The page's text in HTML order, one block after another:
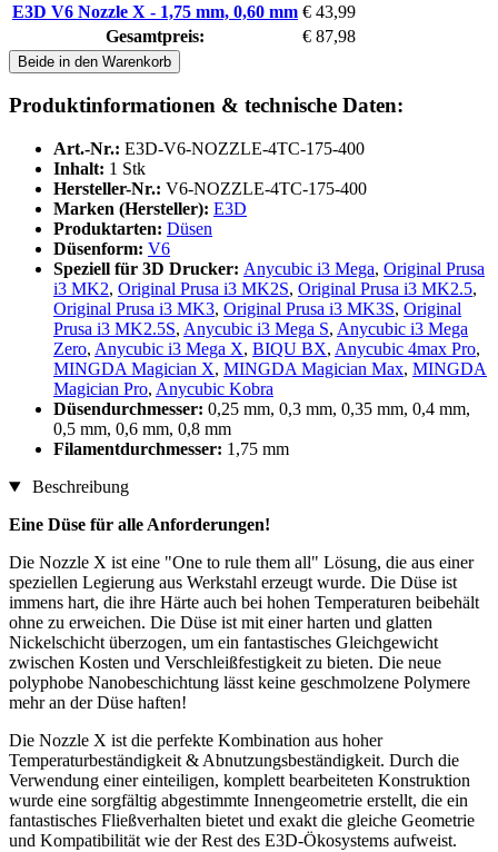
E3D V6 Nozzle X - 1,75 mm, 0,60 mm € 43,99
Gesamtpreis:
€ 87,98
Beide in den Warenkorb
Produktinformationen & technische Daten:
Art.-Nr.: E3D-V6-NOZZLE-4TC-175-400
Inhalt: 1 Stk
Hersteller-Nr.: V6-NOZZLE-4TC-175-400
Marken (Hersteller): E3D
Produktarten: Düsen
Düsenform: V6
Speziell für 3D Drucker: Anycubic i3 Mega, Original Prusa
i3 MK2, Original Prusa i3 MK2S, Original Prusa i3 MK2.5,
Original Prusa i3 MK3, Original Prusa i3 MK3S, Original
Prusa i3 MK2.5S, Anycubic i3 Mega S, Anycubic i3 Mega
Zero, Anycubic i3 Mega X, BIQU BX, Anycubic 4max Pro,
MINGDA Magician X, MINGDA Magician Max, MINGDA
Magician Pro, Anycubic Kobra
Düsendurchmesser: 0,25 mm, 0,3 mm, 0,35 mm, 0,4 mm,
0,5 mm, 0,6 mm, 0,8 mm
Filamentdurchmesser: 1,75 mm
Beschreibung
Eine Düse für alle Anforderungen!
Die Nozzle X ist eine "One to rule them all" Lösung, die aus einer
speziellen Legierung aus Werkstahl erzeugt wurde. Die Düse ist
immens hart, die ihre Härte auch bei hohen Temperaturen beibehält
ohne zu erweichen. Die Düse ist mit einer harten und glatten
Nickelschicht überzogen, um ein fantastisches Gleichgewicht
zwischen Kosten und Verschleißfestigkeit zu bieten. Die neue
polyphobe Nanobeschichtung lässt keine geschmolzene Polymere
mehr an der Düse haften!
Die Nozzle X ist die perfekte Kombination aus hoher
Temperaturbeständigkeit & Abnutzungsbeständigkeit. Durch die
Verwendung einer einteiligen, komplett bearbeiteten Konstruktion
wurde eine sorgfältig abgestimmte Innengeometrie erstellt, die ein
fantastisches Fließverhalten bietet und exakt die gleiche Geometrie
und Kompatibilität wie der Rest des E3D-Ökosystems aufweist.